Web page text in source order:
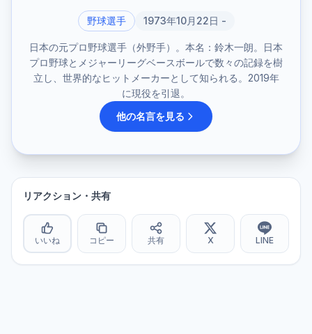
野球選手 1973年10月22日 -
日本の元プロ野球選手（外野手）。本名：鈴木一朗。日本
プロ野球とメジャーリーグベースボールで数々の記録を樹
立し、世界的なヒットメーカーとして知られる。2019年
に現役を引退。
他の名言を見る
リアクション・共有
いいね コピー 共有 X LINE